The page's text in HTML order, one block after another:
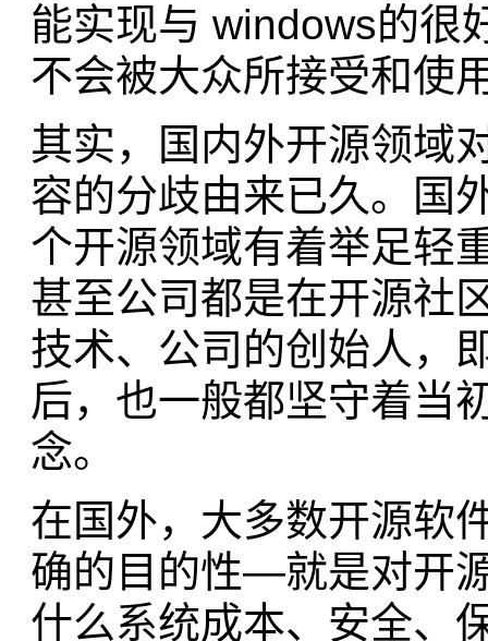
能实现与 windows的很
不会被大众所接受和使
其实，国内外开源领域
容的分歧由来已久。国
个开源领域有着举足轻
甚至公司都是在开源社
技术、公司的创始人，
后，也一般都坚守着当
念。
在国外，大多数开源软
确的目的性—就是对开
什么系统成本、安全、